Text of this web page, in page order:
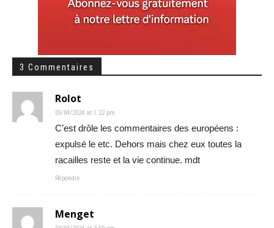
3 Commentaires
Rolot
05/04/2024 at 1:22 pm
C’est drôle les commentaires des européens :
expulsé le etc. Dehors mais chez eux toutes la
racailles reste et la vie continue. mdt
Répondre
Menget